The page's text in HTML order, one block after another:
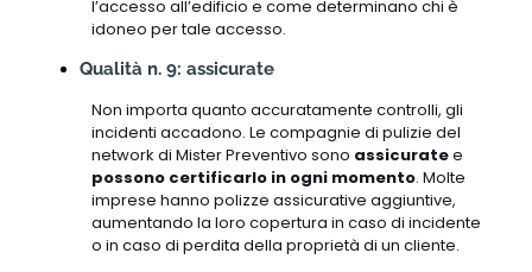
l’accesso all’edificio e come determinano chi è
idoneo per tale accesso.
Qualità n. 9: assicurate
Non importa quanto accuratamente controlli, gli
incidenti accadono. Le compagnie di pulizie del
network di Mister Preventivo sono assicuratee
possono certificarlo in ogni momento. Molte
imprese hanno polizze assicurative aggiuntive,
aumentando la loro copertura in caso di incidente
o in caso di perdita della proprietà di un cliente.